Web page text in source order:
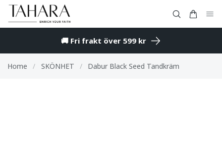
🚚 Fri frakt över 599 kr
Home / SKÖNHET / Dabur Black Seed Tandkräm